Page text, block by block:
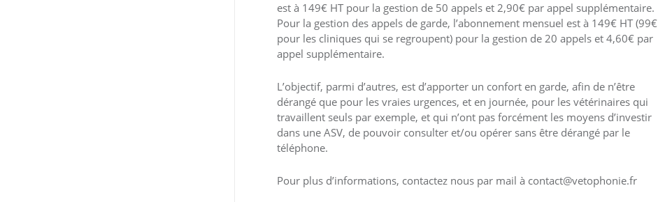
est à 149€ HT pour la gestion de 50 appels et 2,90€ par appel supplémentaire.
Pour la gestion des appels de garde, l’abonnement mensuel est à 149€ HT (99€
pour les cliniques qui se regroupent) pour la gestion de 20 appels et 4,60€ par
appel supplémentaire.
L’objectif, parmi d’autres, est d’apporter un confort en garde, afin de n’être
dérangé que pour les vraies urgences, et en journée, pour les vétérinaires qui
travaillent seuls par exemple, et qui n’ont pas forcément les moyens d’investir
dans une ASV, de pouvoir consulter et/ou opérer sans être dérangé par le
téléphone.
Pour plus d’informations, contactez nous par mail à contact@vetophonie.fr